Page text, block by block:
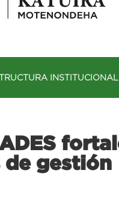
INSTITUCIONAL
de gestión